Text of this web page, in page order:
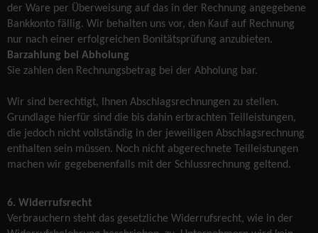
der Ware per Überweisung auf das in der Rechnung angegebene
Bankkonto fällig. Wir behalten uns vor, den Kauf auf Rechnung
nur nach einer erfolgreichen Bonitätsprüfung anzubieten.
Barzahlung bei Abholung
Sie zahlen den Rechnungsbetrag bei der Abholung bar.
Wir sind berechtigt, Ihnen Abschlagsrechnungen zu stellen.
Grundlage hierfür sind die bis dahin erbrachten Teilleistungen,
die jedoch nicht vollständig in der jeweiligen Abschlagsrechnung
enthalten sein müssen. Noch nicht abgerechnete Teilleistungen
machen wir gegebenenfalls mit der Schlussrechnung geltend.
6. Widerrufsrecht
Verbrauchern steht das gesetzliche Widerrufsrecht, wie in der